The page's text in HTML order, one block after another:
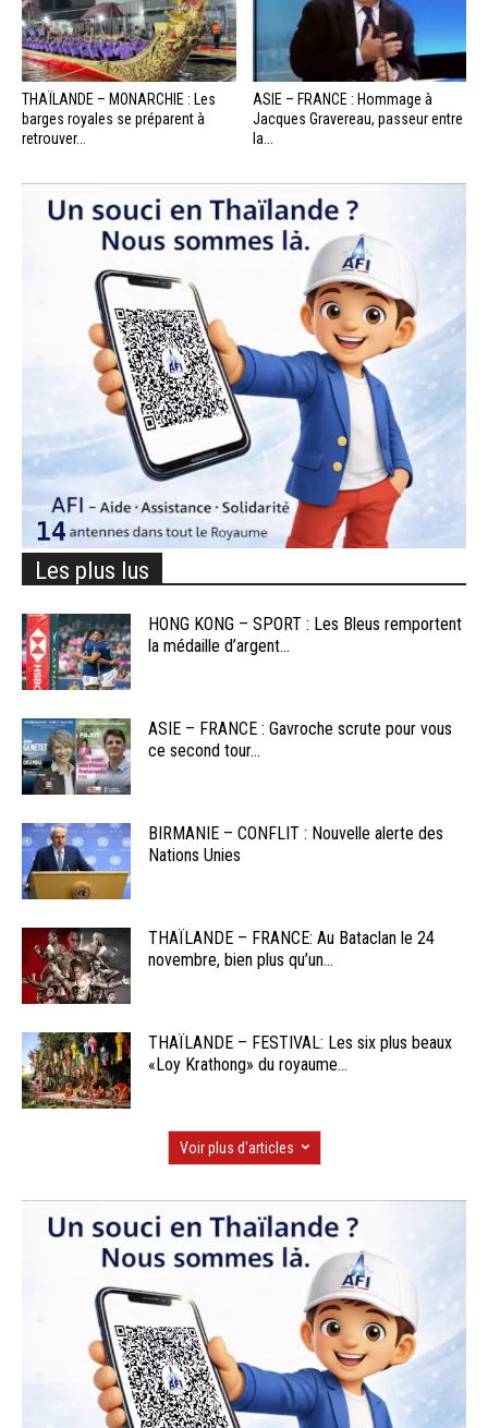
THAÏLANDE – MONARCHIE : Les
barges royales se préparent à
retrouver...
ASIE – FRANCE : Hommage à
Jacques Gravereau, passeur entre
la...
Les plus lus
HONG KONG – SPORT : Les Bleus remportent
la médaille d’argent...
ASIE – FRANCE : Gavroche scrute pour vous
ce second tour...
BIRMANIE – CONFLIT : Nouvelle alerte des
Nations Unies
THAÏLANDE – FRANCE: Au Bataclan le 24
novembre, bien plus qu’un...
THAÏLANDE – FESTIVAL: Les six plus beaux
«Loy Krathong» du royaume...
Voir plus d'articles